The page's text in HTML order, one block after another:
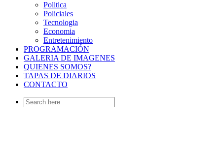
Politica
Policiales
Tecnologia
Economia
Entretenimiento
PROGRAMACIÓN
GALERIA DE IMAGENES
QUIENES SOMOS?
TAPAS DE DIARIOS
CONTACTO
Search
for: